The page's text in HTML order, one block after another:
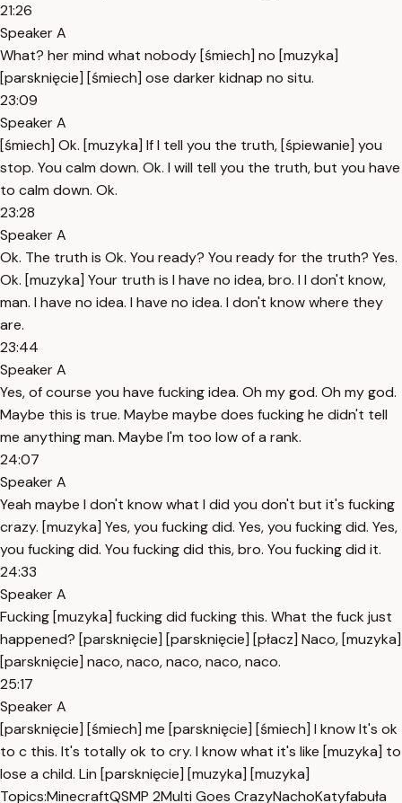
21:26
Speaker A
What? her mind what nobody [śmiech] no [muzyka]
[parsknięcie] [śmiech] ose darker kidnap no situ.
23:09
Speaker A
[śmiech] Ok. [muzyka] If I tell you the truth, [śpiewanie] you
stop. You calm down. Ok. I will tell you the truth, but you have
to calm down. Ok.
23:28
Speaker A
Ok. The truth is Ok. You ready? You ready for the truth? Yes.
Ok. [muzyka] Your truth is I have no idea, bro. I I don't know,
man. I have no idea. I have no idea. I don't know where they
are.
23:44
Speaker A
Yes, of course you have fucking idea. Oh my god. Oh my god.
Maybe this is true. Maybe maybe does fucking he didn't tell
me anything man. Maybe I'm too low of a rank.
24:07
Speaker A
Yeah maybe I don't know what I did you don't but it's fucking
crazy. [muzyka] Yes, you fucking did. Yes, you fucking did. Yes,
you fucking did. You fucking did this, bro. You fucking did it.
24:33
Speaker A
Fucking [muzyka] fucking did fucking this. What the fuck just
happened? [parsknięcie] [parsknięcie] [płacz] Naco, [muzyka]
[parsknięcie] naco, naco, naco, naco, naco.
25:17
Speaker A
[parsknięcie] [śmiech] me [parsknięcie] [śmiech] I know It's ok
to c this. It's totally ok to cry. I know what it's like [muzyka] to
lose a child. Lin [parsknięcie] [muzyka] [muzyka]
Topics:MinecraftQSMP 2Multi Goes CrazyNachoKatyfabuła